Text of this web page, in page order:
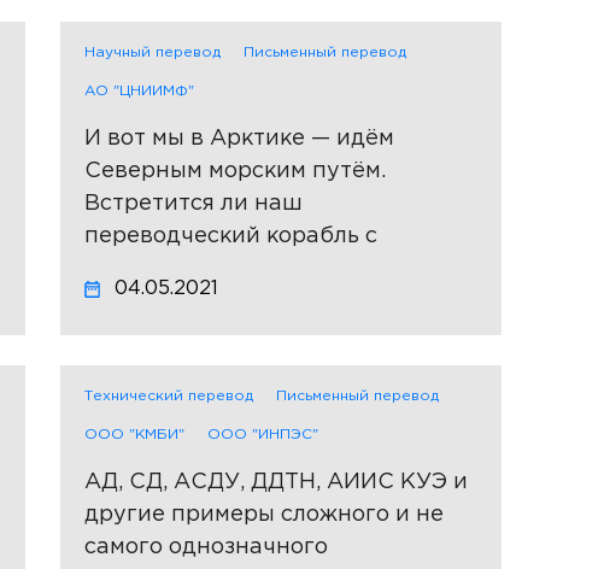
Научный перевод Письменный перевод
АО "ЦНИИМФ"
И вот мы в Арктике — идём
Северным морским путём.
Встретится ли наш
переводческий корабль с
04.05.2021
Технический перевод Письменный перевод
ООО "КМБИ" ООО "ИНПЭС"
АД, СД, АСДУ, ДДТН, АИИС КУЭ и
другие примеры сложного и не
самого однозначного